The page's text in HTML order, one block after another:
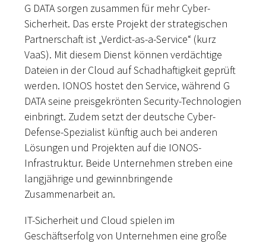
G DATA sorgen zusammen für mehr Cyber-
Sicherheit. Das erste Projekt der strategischen
Partnerschaft ist „Verdict-as-a-Service“ (kurz
VaaS). Mit diesem Dienst können verdächtige
Dateien in der Cloud auf Schadhaftigkeit geprüft
werden. IONOS hostet den Service, während G
DATA seine preisgekrönten Security-Technologien
einbringt. Zudem setzt der deutsche Cyber-
Defense-Spezialist künftig auch bei anderen
Lösungen und Projekten auf die IONOS-
Infrastruktur. Beide Unternehmen streben eine
langjährige und gewinnbringende
Zusammenarbeit an.
IT-Sicherheit und Cloud spielen im
Geschäftserfolg von Unternehmen eine große